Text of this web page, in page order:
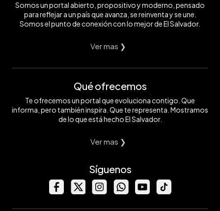
Somos un portal abierto, propositivo y moderno, pensado
para reflejar a un país que avanza, se reinventa y se une.
Somos el punto de conexión con lo mejor de El Salvador.
Ver mas ❯
Qué ofrecemos
Te ofrecemos un portal que evoluciona contigo. Que
informa, pero también inspira. Que te representa. Mostramos
de lo que está hecho El Salvador.
Ver mas ❯
Síguenos